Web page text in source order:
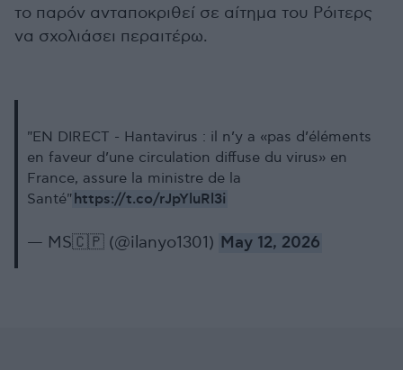
το παρόν ανταποκριθεί σε αίτημα του Ρόιτερς
να σχολιάσει περαιτέρω.
"EN DIRECT - Hantavirus : il n’y a «pas d’éléments
en faveur d’une circulation diffuse du virus» en
France, assure la ministre de la
Santé"https://t.co/rJpYluRl3i
— MS🇨🇵 (@ilanyo1301) May 12, 2026